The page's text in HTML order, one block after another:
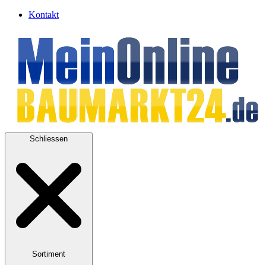
Kontakt
Schliessen
Sortiment